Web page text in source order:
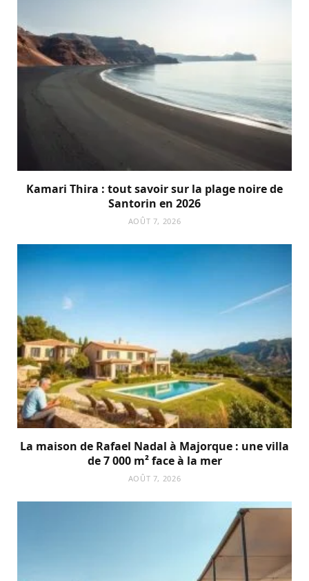
Kamari Thira : tout savoir sur la plage noire de
Santorin en 2026
AOÛT 7, 2026
La maison de Rafael Nadal à Majorque : une villa
de 7 000 m² face à la mer
AOÛT 7, 2026